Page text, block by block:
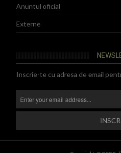
Anuntul oficial
Externe
Inscrie-te cu adresa de email